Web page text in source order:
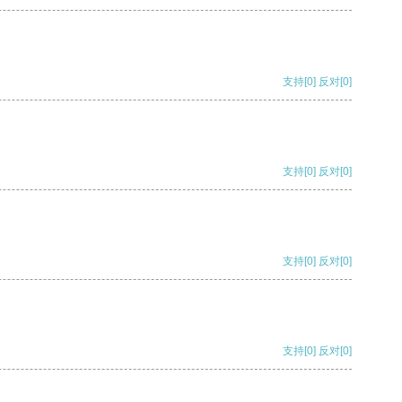
支持[0] 反对[0]
支持[0] 反对[0]
支持[0] 反对[0]
支持[0] 反对[0]